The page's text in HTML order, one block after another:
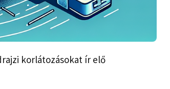
korlátozásokat ír elő